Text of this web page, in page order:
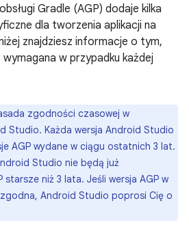
Gradle (AGP) dodaje kilka
dla tworzenia aplikacji na
znajdziesz informacje o tym,
w przypadku każdej
zgodności czasowej w
Studio. Każda wersja Android Studio
AGP wydane w ciągu ostatnich 3 lat.
Studio nie będą już
starsze niż 3 lata. Jeśli wersja AGP w
Android Studio poprosi Cię o